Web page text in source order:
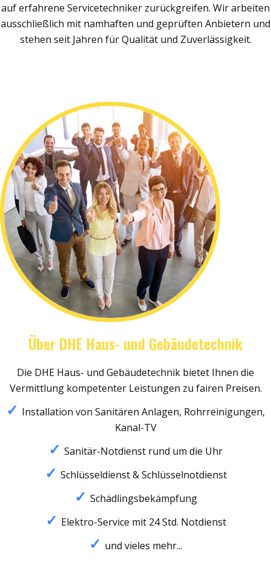
auf erfahrene Servicetechniker zurückgreifen. Wir arbeiten
ausschließlich mit namhaften und geprüften Anbietern und
stehen seit Jahren für Qualität und Zuverlässigkeit.
Über DHE Haus- und Gebäudetechnik
Die DHE Haus- und Gebäudetechnik bietet Ihnen die
Vermittlung kompetenter Leistungen zu fairen Preisen.
Installation von Sanitären Anlagen, Rohrreinigungen,
Kanal-TV
Sanitär-Notdienst rund um die Uhr
Schlüsseldienst & Schlüsselnotdienst
Schädlingsbekämpfung
Elektro-Service mit 24 Std. Notdienst
und vieles mehr...